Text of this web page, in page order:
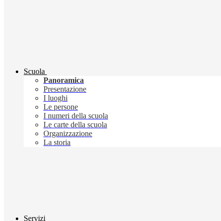
Scuola
Panoramica
Presentazione
I luoghi
Le persone
I numeri della scuola
Le carte della scuola
Organizzazione
La storia
Servizi